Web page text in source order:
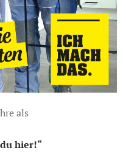
als
hier!“